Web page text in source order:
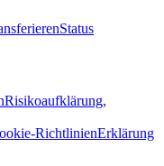
Status
Risikoaufklärung,
RichtlinienErklärung